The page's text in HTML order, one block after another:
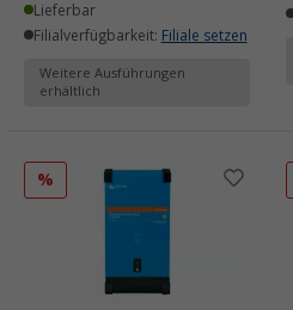
Lieferbar
Filialverfügbarkeit: Filiale setzen
Weitere Ausführungen
erhältlich
%